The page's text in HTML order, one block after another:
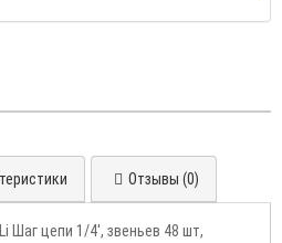
Отзывы (0)
Шаг цепи 1/4', звеньев 48 шт,